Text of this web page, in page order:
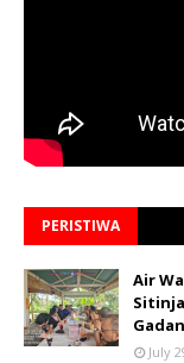
PERISTIWA
Air
July